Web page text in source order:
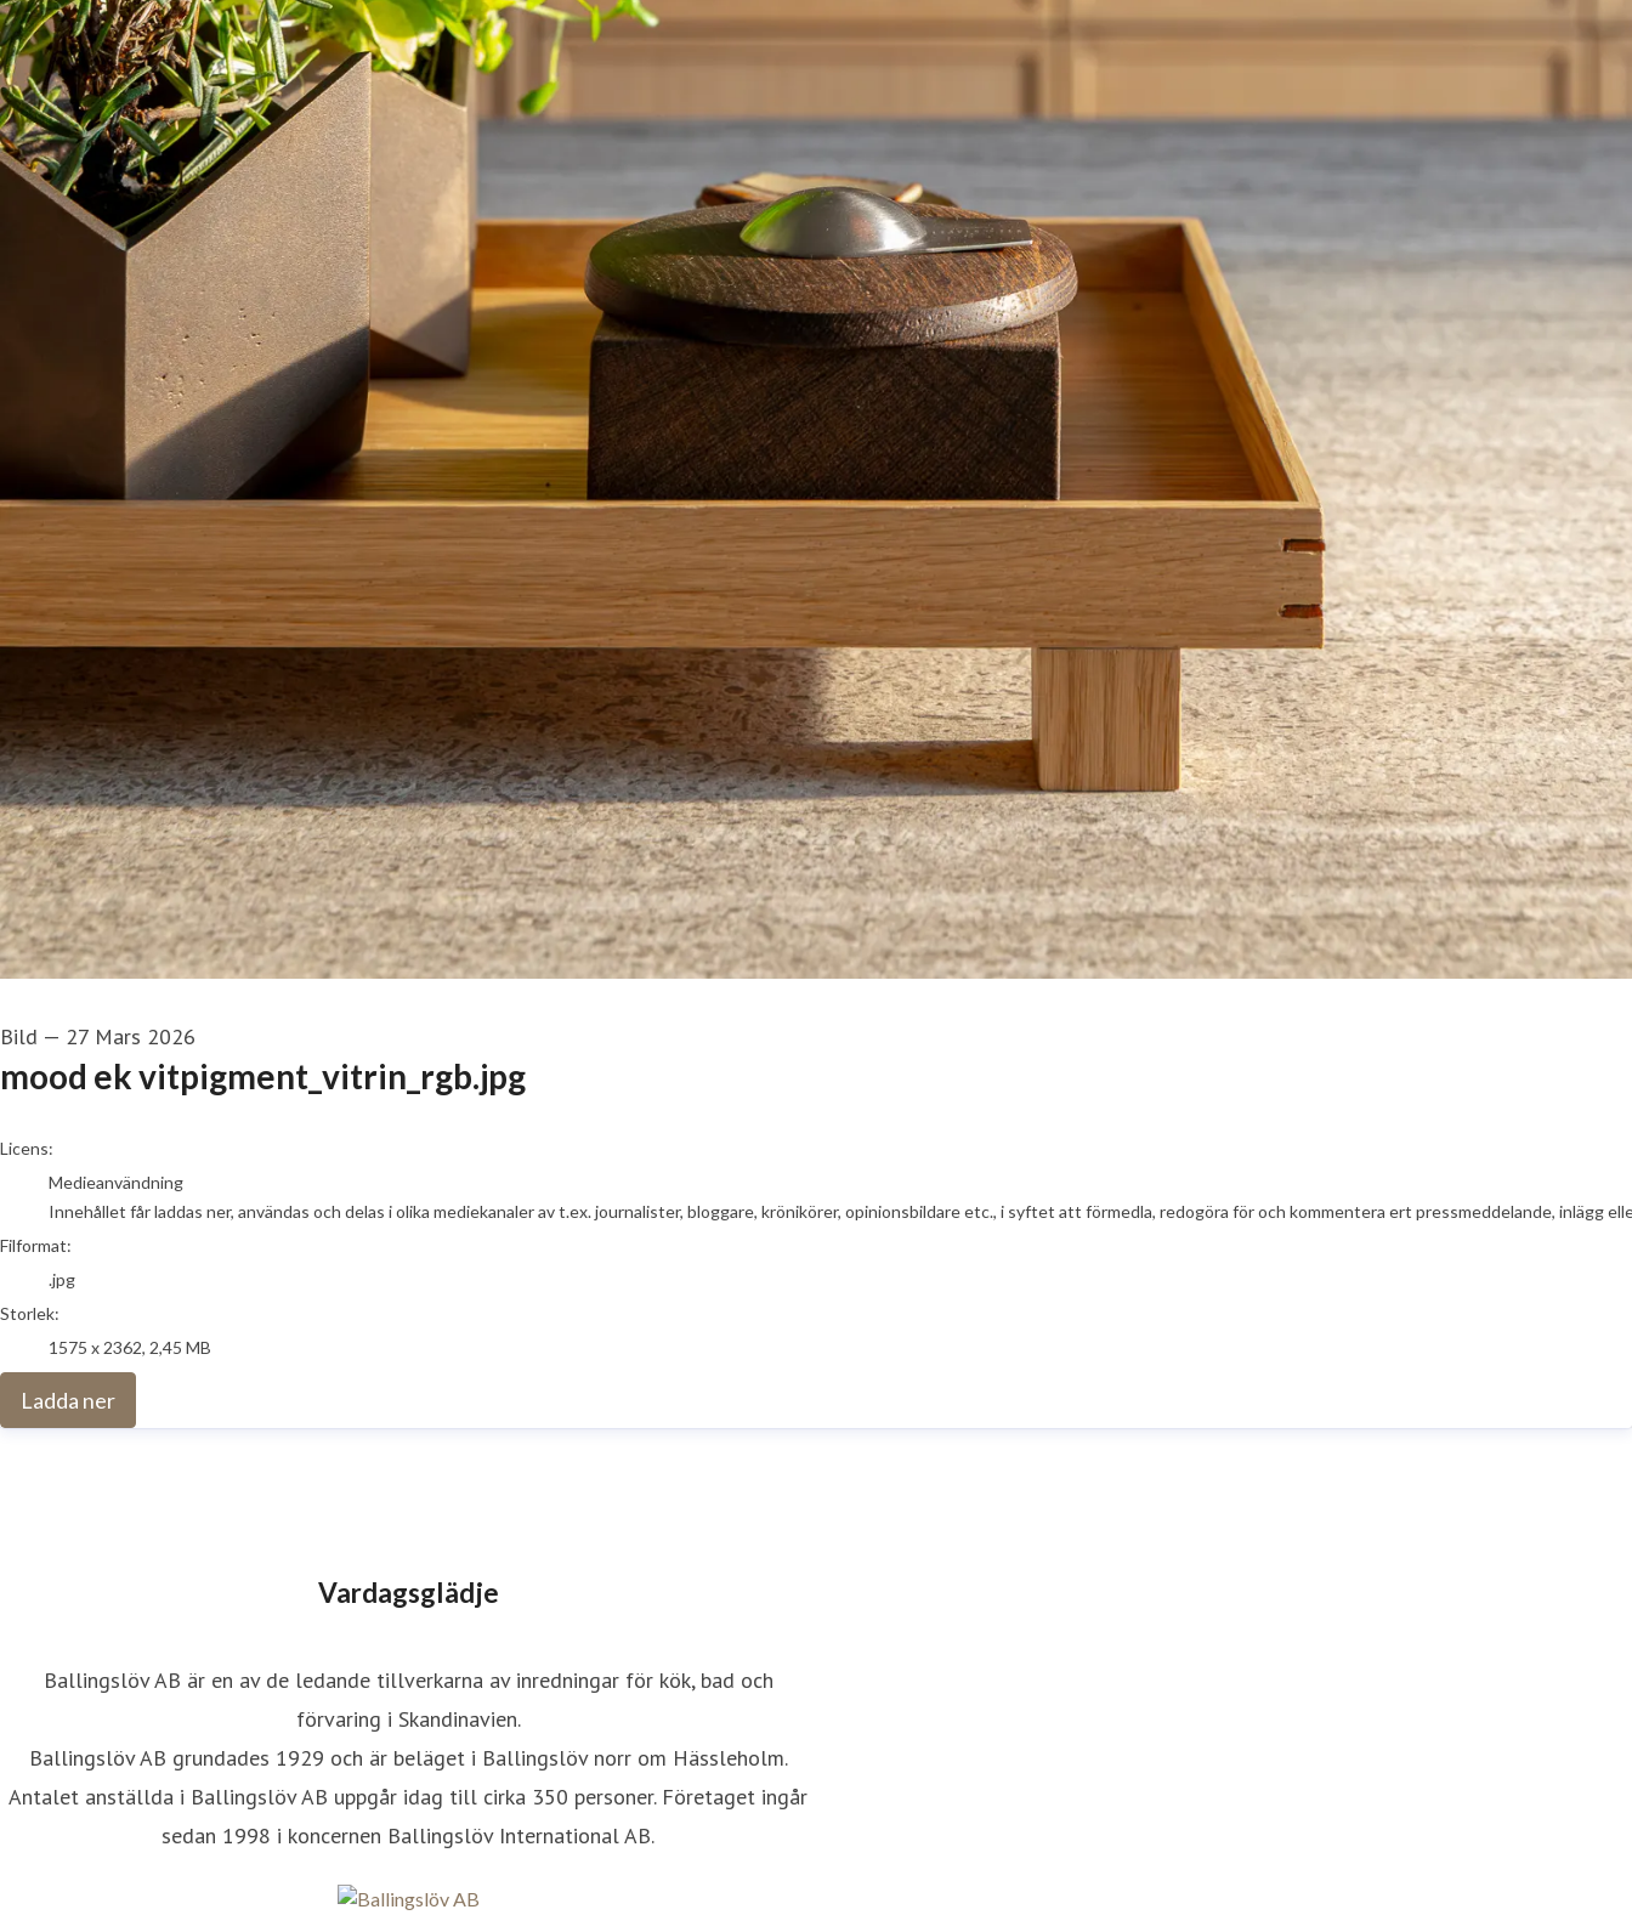
Bild — 27 Mars 2026
mood ek vitpigment_vitrin_rgb.jpg
go to media item
Licens:
Medieanvändning
Innehållet får laddas ner, användas och delas i olika mediekanaler av t.ex. journalister, bloggare, krönikörer, opinionsbildare etc., i syftet att förmedla, redogöra för och kommentera ert pressmeddelande,
Filformat:
.jpg
Storlek:
1575 x 2362, 2,45 MB
Ladda ner
Vardagsglädje
Ballingslöv AB är en av de ledande tillverkarna av inredningar för kök, bad och
förvaring i Skandinavien.
Ballingslöv AB grundades 1929 och är beläget i Ballingslöv norr om Hässleholm.
Antalet anställda i Ballingslöv AB uppgår idag till cirka 350 personer. Företaget ingår
sedan 1998 i koncernen Ballingslöv International AB.